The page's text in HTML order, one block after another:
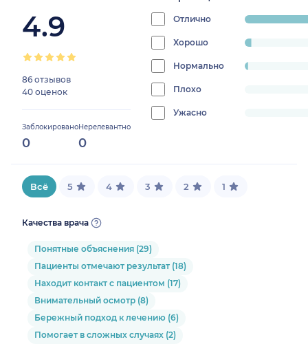
4.9
86 отзывов
40 оценок
Заблокировано
0
Нерелевантно
0
Отлично
progress:
Хорошо
3.1746031746031744%
Нормально
1.5873015873015872%
Плохо
progress:
Ужасно
0%
Всё 5 4 3 2 1
Качества врача
Понятные объяснения (29)
Пациенты отмечают результат (18)
Находит контакт с пациентом (17)
Внимательный осмотр (8)
Бережный подход к лечению (6)
Помогает в сложных случаях (2)